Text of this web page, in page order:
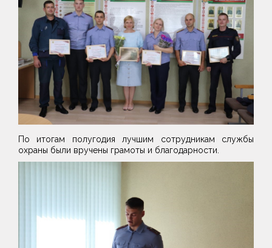
По итогам полугодия лучшим сотрудникам службы
охраны были вручены грамоты и благодарности.